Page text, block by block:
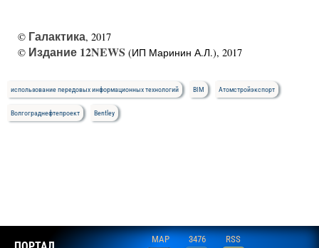
© Галактика, 2017
© Издание 12NEWS (ИП Маринин А.Л.), 2017
использование передовых информационных технологий BIM Атомстройэкспорт
Волгограднефтепроект Bentley
MAP 3476 RSS